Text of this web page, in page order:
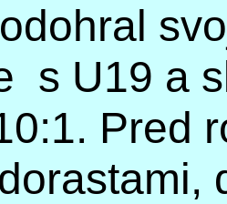
s U19 a
Pred